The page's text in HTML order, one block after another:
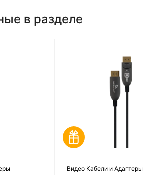
в разделе
Видео Кабели и Адаптеры